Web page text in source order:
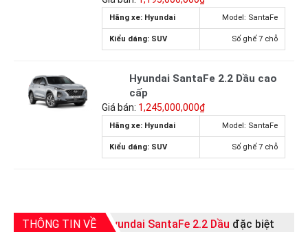
Hãng xe: Hyundai Model: SantaFe
Kiểu dáng: SUV Số ghế 7 chỗ
Hyundai SantaFe 2.2 Dầu cao
cấp
Giá bán: 1,245,000,000₫
Hãng xe: Hyundai Model: SantaFe
Kiểu dáng: SUV Số ghế 7 chỗ
THÔNG TIN VỀ Hyundai SantaFe 2.2 Dầu đặc biệt